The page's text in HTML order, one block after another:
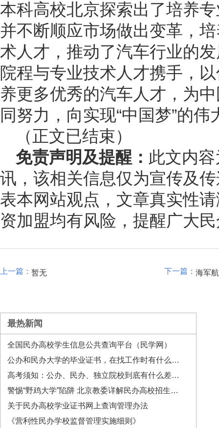
本科高校北京探索出了培养
并不断顺应市场做出变革，
术人才，推动了汽车行业的
院程与专业技术人才携手，
养更多优秀的汽车人才，为
同努力，向实现“中国梦”的伟
（正文已结束）
免责声明及提醒： 此文内
讯，该相关信息仅为宣传及
表本网站观点，文章真实性
资加盟均有风险，提醒广大
暂无 海军
最热新闻
全国民办高校学生信息公共查询平台（民学网）
公办和民办大学的毕业证书，在找工作时有什么差异？
高考须知：公办、民办、独立院校到底有什么差别？
警惕“野鸡大学”陷阱 北京教委详解民办高校招生政策
关于民办高校学业证书网上查询管理办法
《营利性民办学校监督管理实施细则》